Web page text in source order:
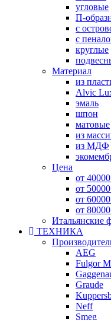
угловые
П-
с
с
круглые
Материал
из
Alvic
эмаль
шпон
матовые
из
из МДФ
Цена
от
от
от
от
Итальянские
ТЕХНИКА
AEG
Fulgor
Graude
Neff
Smeg